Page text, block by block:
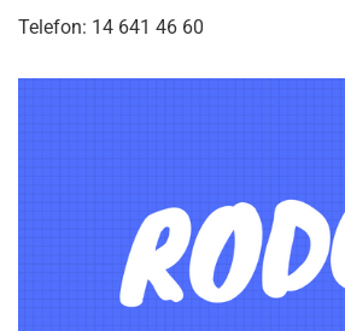
Telefon: 14 641 46 60